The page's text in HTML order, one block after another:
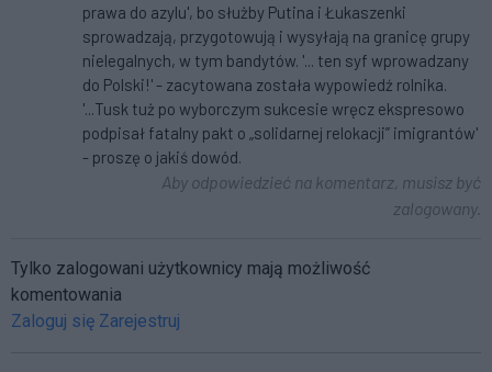
prawa do azylu', bo służby Putina i Łukaszenki
sprowadzają, przygotowują i wysyłają na granicę grupy
nielegalnych, w tym bandytów. '... ten syf wprowadzany
do Polski!' - zacytowana została wypowiedź rolnika.
'...Tusk tuż po wyborczym sukcesie wręcz ekspresowo
podpisał fatalny pakt o „solidarnej relokacji” imigrantów'
- proszę o jakiś dowód.
Aby odpowiedzieć na komentarz, musisz być
zalogowany.
Tylko zalogowani użytkownicy mają możliwość
komentowania
Zaloguj się Zarejestruj